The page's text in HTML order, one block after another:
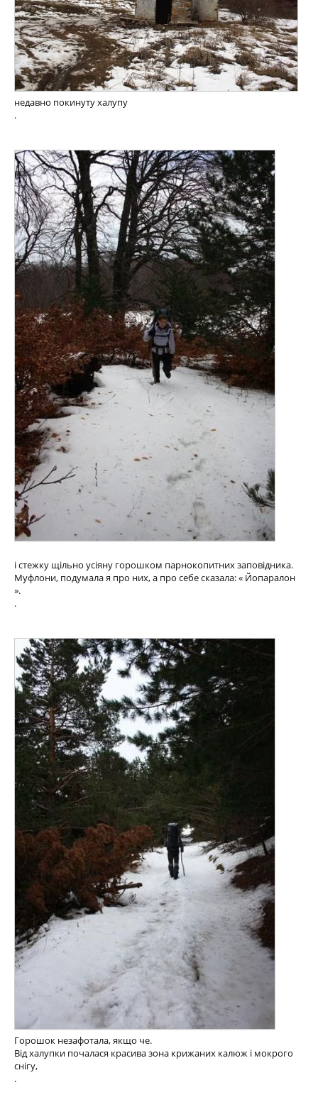
недавно покинуту халупу
.
і стежку щільно усіяну горошком парнокопитних заповідника.
Муфлони, подумала я про них, а про себе сказала: « Йопаралон
».
.
Горошок незафотала, якщо че.
Від халупки почалася красива зона крижаних калюж і мокрого
снігу,
.